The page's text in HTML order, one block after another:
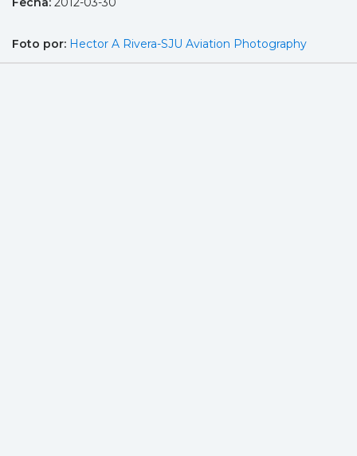
Foto por: Hector A Rivera-SJU Aviation Photography